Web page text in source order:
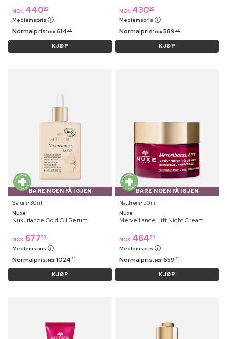
NOK 44095
Medlemspris
Normalpris: NOK 614 95
KJØP
NOK 43095
Medlemspris
Normalpris: NOK 589 95
KJØP
BARE NOEN FÅ IGJEN
Serum ⋅ 30 ml
Nuxe
Nuxuriance Gold Oil Serum
NOK 677 95
Medlemspris
Normalpris: NOK 1024 95
KJØP
BARE NOEN FÅ IGJEN
Nattkrem ⋅ 50 ml
Nuxe
Merveillance Lift Night Cream
NOK 464 95
Medlemspris
Normalpris: NOK 659 95
KJØP